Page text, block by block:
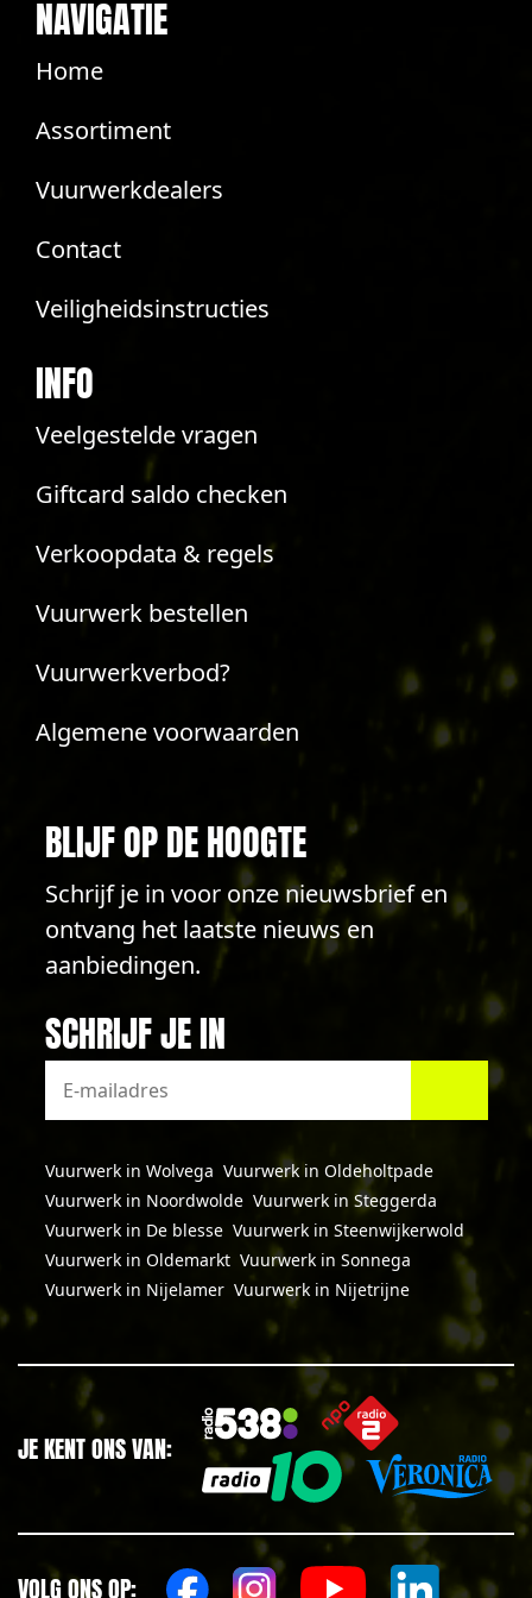
NAVIGATIE
Home
Assortiment
Vuurwerkdealers
Contact
Veiligheidsinstructies
INFO
Veelgestelde vragen
Giftcard saldo checken
Verkoopdata & regels
Vuurwerk bestellen
Vuurwerkverbod?
Algemene voorwaarden
BLIJF OP DE HOOGTE
Schrijf je in voor onze nieuwsbrief en
ontvang het laatste nieuws en
aanbiedingen.
SCHRIJF JE IN
Vuurwerk in Wolvega Vuurwerk in Oldeholtpade
Vuurwerk in Noordwolde Vuurwerk in Steggerda
Vuurwerk in De blesse Vuurwerk in Steenwijkerwold
Vuurwerk in Oldemarkt Vuurwerk in Sonnega
Vuurwerk in Nijelamer Vuurwerk in Nijetrijne
JE KENT ONS VAN:
VOLG ONS OP: